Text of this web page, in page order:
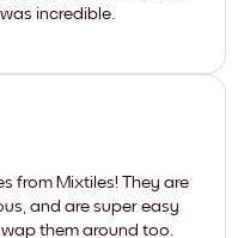
incredible.
from Mixtiles! They are
and are super easy
them around too.